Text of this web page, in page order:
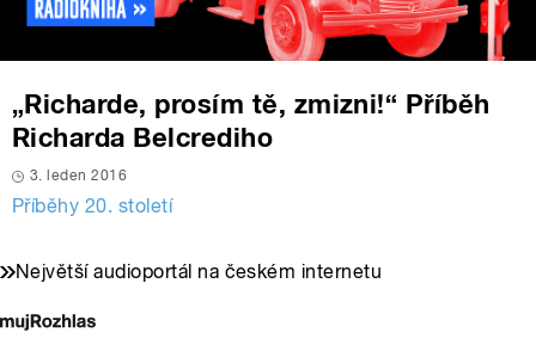
„Richarde, prosím tě, zmizni!“ Příběh
Richarda Belcrediho
3. leden 2016
Příběhy 20. století
Největší audioportál na českém internetu